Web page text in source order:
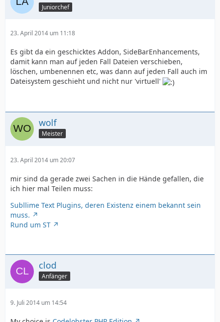
Juniorchef
23. April 2014 um 11:18
Es gibt da ein geschicktes Addon, SideBarEnhancements,
damit kann man auf jeden Fall Dateien verschieben,
löschen, umbenennen etc, was dann auf jeden Fall auch im
Dateisystem geschieht und nicht nur 'virtuell'
wolf
Meister
23. April 2014 um 20:07
mir sind da gerade zwei Sachen in die Hände gefallen, die
ich hier mal Teilen muss:
Subllime Text Plugins, deren Existenz einem bekannt sein
muss.
Rund um ST
clod
Anfänger
9. Juli 2014 um 14:54